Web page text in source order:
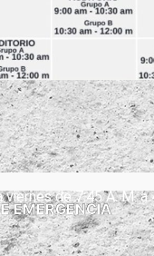
de 7:45 A. M. a
EMERGENCIA